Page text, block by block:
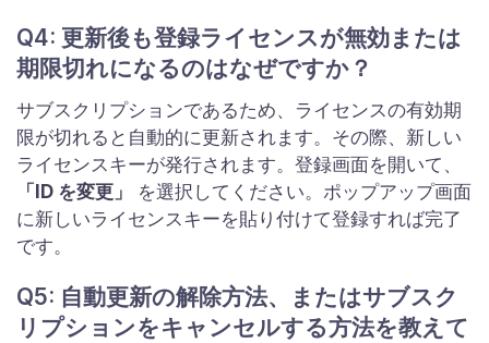
Q4: 更新後も登録ライセンスが無効または
期限切れになるのはなぜですか？
サブスクリプションであるため、ライセンスの有効期
限が切れると自動的に更新されます。その際、新しい
ライセンスキーが発行されます。登録画面を開いて、
「ID を変更」
を選択してください。ポップアップ画面
に新しいライセンスキーを貼り付けて登録すれば完了
です。
Q5: 自動更新の解除方法、またはサブスク
リプションをキャンセルする方法を教えて